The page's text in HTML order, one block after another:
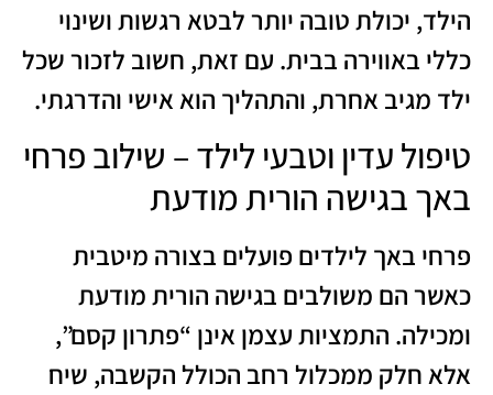
הילד, יכולת טובה יותר לבטא רגשות ושינוי
כללי באווירה בבית. עם זאת, חשוב לזכור שכל
ילד מגיב אחרת, והתהליך הוא אישי והדרגתי.
טיפול עדין וטבעי לילד – שילוב פרחי
באך בגישה הורית מודעת
פרחי באך לילדים פועלים בצורה מיטבית
כאשר הם משולבים בגישה הורית מודעת
ומכילה. התמציות עצמן אינן “פתרון קסם”,
אלא חלק ממכלול רחב הכולל הקשבה, שיח